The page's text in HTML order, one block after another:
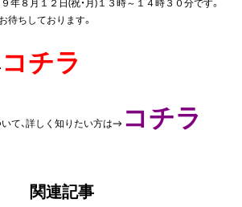
待ちしております。
コチラ
て、詳しく知りたい方は→ コチラ
関連記事